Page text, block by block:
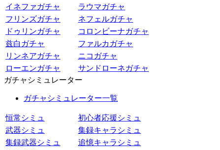
イネファガチャ
ラウマガチャ
フリンズガチャ
ネフェルガチャ
ドゥリンガチャ
コロンビーナガチャ
兹白ガチャ
ファルカガチャ
リンネアガチャ
ニコガチャ
ローエンガチャ
サンドローネガチャ
ガチャシミュレーター
ガチャシミュレーター一覧
恒常シミュ
初心者応援シミュ
武器シミュ
集録キャラシミュ
集録武器シミュ
追憶キャラシミュ